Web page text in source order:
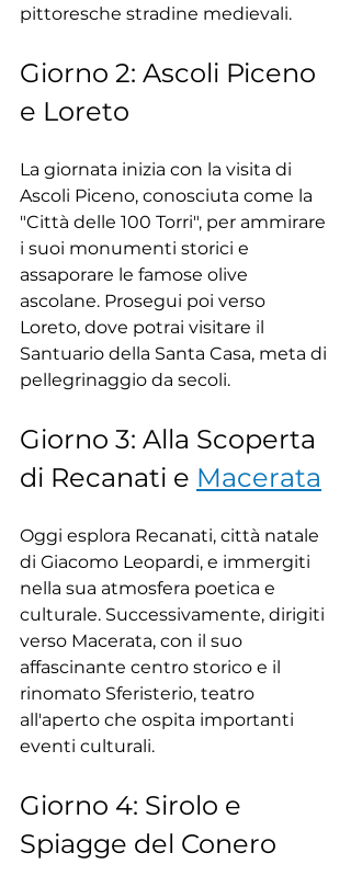
pittoresche stradine medievali.
Giorno 2: Ascoli Piceno
e Loreto
La giornata inizia con la visita di
Ascoli Piceno, conosciuta come la
"Città delle 100 Torri", per ammirare
i suoi monumenti storici e
assaporare le famose olive
ascolane. Prosegui poi verso
Loreto, dove potrai visitare il
Santuario della Santa Casa, meta di
pellegrinaggio da secoli.
Giorno 3: Alla Scoperta
di Recanati e Macerata
Oggi esplora Recanati, città natale
di Giacomo Leopardi, e immergiti
nella sua atmosfera poetica e
culturale. Successivamente, dirigiti
verso Macerata, con il suo
affascinante centro storico e il
rinomato Sferisterio, teatro
all'aperto che ospita importanti
eventi culturali.
Giorno 4: Sirolo e
Spiagge del Conero